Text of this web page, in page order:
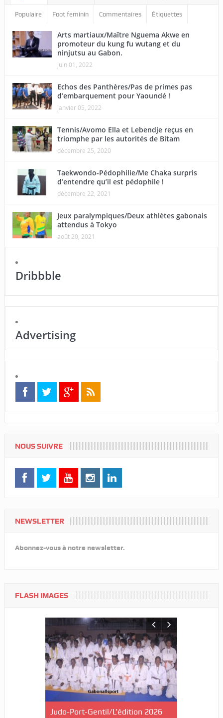
Populaire Foot feminin Commentaires Étiquettes
Arts martiaux/Maître Nguema Akwe en
promoteur du kung fu wutang et du
ninjutsu au Gabon.
juin 01, 2022
Echos des Panthères/Pas de primes pas
d’embarquement pour Yaoundé !
janvier 05, 2022
Tennis/Avomo Ella et Lebendje reçus en
triomphe par les autorités de Bitam
décembre 25, 2020
Taekwondo-Pédophilie/Me Chaka surpris
d’entendre qu’il est pédophile !
décembre 22, 2021
Jeux paralympiques/Deux athlètes gabonais
attendus à Tokyo
août 20, 2021
Dribbble
Advertising
NOUS SUIVRE
NEWSLETTER
Abonnez-vous à notre newsletter.
FLASH IMAGES
Judo-Port-Gentil/L’édition 2026